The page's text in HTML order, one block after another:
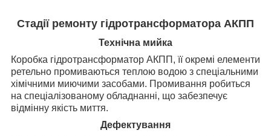
Стадії ремонту гідротрансформатора АКПП
Технічна мийка
Коробка гідротрансформатор АКПП, її окремі елементи
ретельно промиваються теплою водою з спеціальними
хімічними миючими засобами. Промивання робиться
на спеціалізованому обладнанні, що забезпечує
відмінну якість миття.
Дефектування